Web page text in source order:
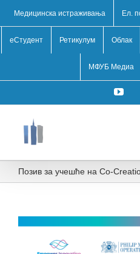
Медицинска истраживања Ел.
еСтудент Ретикулум Облак
МФУБ Медиа
Позив за учешће на Co-